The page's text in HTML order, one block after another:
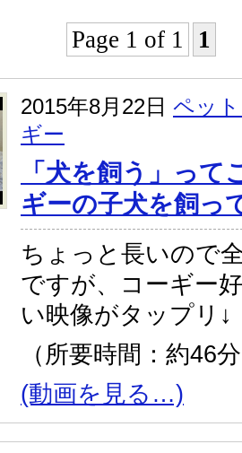
Page 1 of 1
1
2015年8月22日 ペッ
ギー
「犬を飼う」って
ギーの子犬を飼っ
ちょっと長いので
ですが、コーギー
い映像がタップリ↓
（所要時間：約46
(動画を見る…)